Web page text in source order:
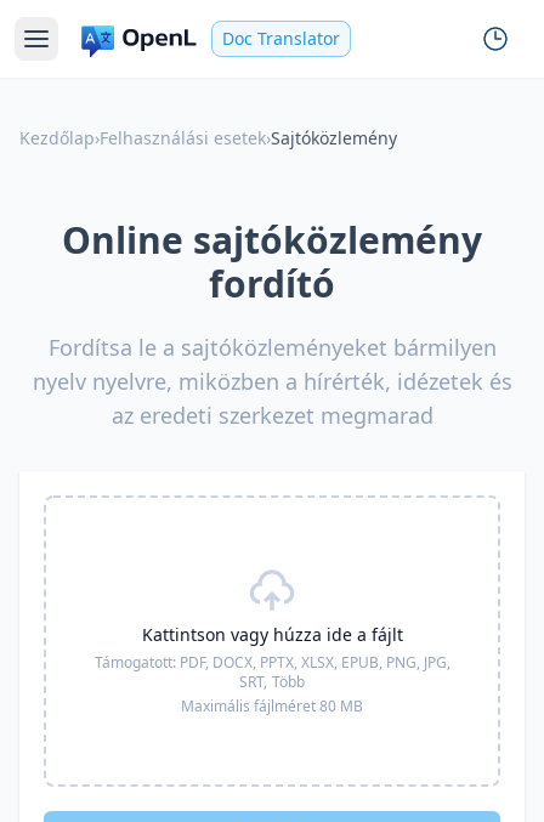
Doc Translator
Kezdőlap›Felhasználási esetek›Sajtóközlemény
Online sajtóközlemény
fordító
Fordítsa le a sajtóközleményeket bármilyen
nyelv nyelvre, miközben a hírérték, idézetek és
az eredeti szerkezet megmarad
Kattintson vagy húzza ide a fájlt
Támogatott: PDF, DOCX, PPTX, XLSX, EPUB, PNG, JPG,
SRT, Több
Maximális fájlméret 80 MB